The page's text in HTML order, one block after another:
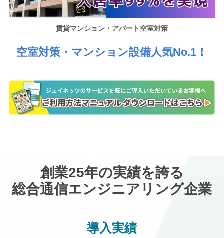
賃貸マンション・アパート空室対策
空室対策・マンション設備人気No.1！
創業25年の実績を誇る
総合通信エンジニアリング企業
導入実績